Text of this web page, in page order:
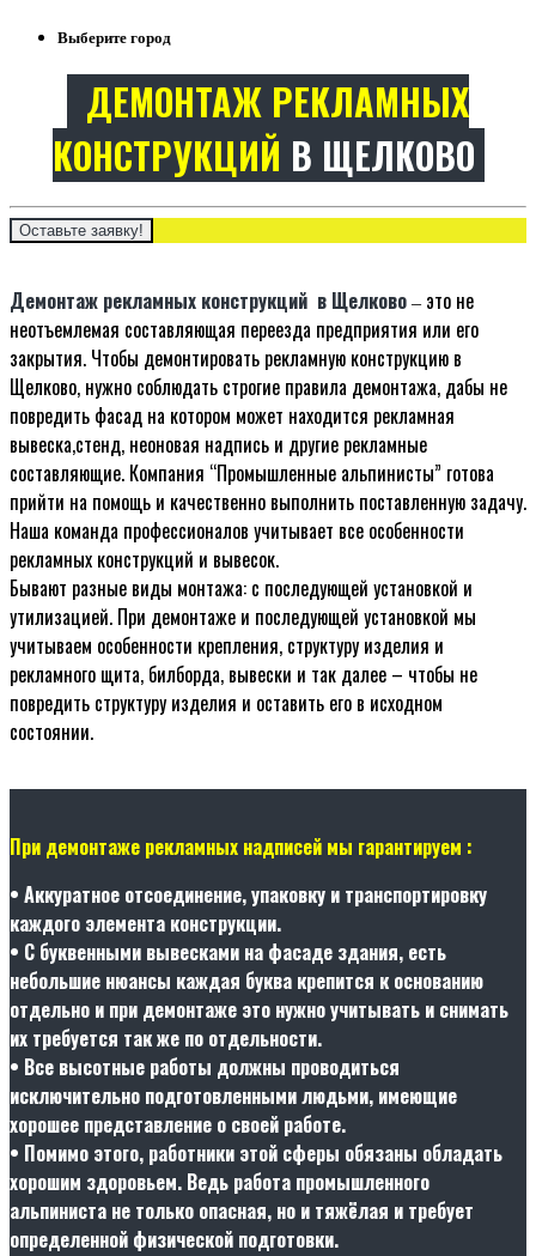
Выберите город
ДЕМОНТАЖ РЕКЛАМНЫХ
КОНСТРУКЦИЙ В ЩЕЛКОВО
Оставьте заявку!
Демонтаж рекламных конструкций в Щелково – это не
неотъемлемая составляющая переезда предприятия или его
закрытия. Чтобы демонтировать рекламную конструкцию в
Щелково, нужно соблюдать строгие правила демонтажа, дабы не
повредить фасад на котором может находится рекламная
вывеска,стенд, неоновая надпись и другие рекламные
составляющие. Компания “Промышленные альпинисты” готова
прийти на помощь и качественно выполнить поставленную задачу.
Наша команда профессионалов учитывает все особенности
рекламных конструкций и вывесок.
Бывают разные виды монтажа: с последующей установкой и
утилизацией. При демонтаже и последующей установкой мы
учитываем особенности крепления, структуру изделия и
рекламного щита, билборда, вывески и так далее – чтобы не
повредить структуру изделия и оставить его в исходном
состоянии.
При демонтаже рекламных надписей мы гарантируем :
• Аккуратное отсоединение, упаковку и транспортировку
каждого элемента конструкции.
• С буквенными вывесками на фасаде здания, есть
небольшие нюансы каждая буква крепится к основанию
отдельно и при демонтаже это нужно учитывать и снимать
их требуется так же по отдельности.
• Все высотные работы должны проводиться
исключительно подготовленными людьми, имеющие
хорошее представление о своей работе.
• Помимо этого, работники этой сферы обязаны обладать
хорошим здоровьем. Ведь работа промышленного
альпиниста не только опасная, но и тяжёлая и требует
определенной физической подготовки.